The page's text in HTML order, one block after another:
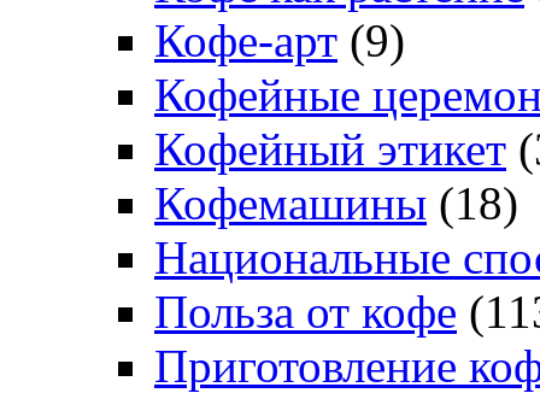
Кофе-арт (9)
Кофейные
Кофейный этикет
Кофемашины (18)
Национальные
Польза от кофе
Приготовление